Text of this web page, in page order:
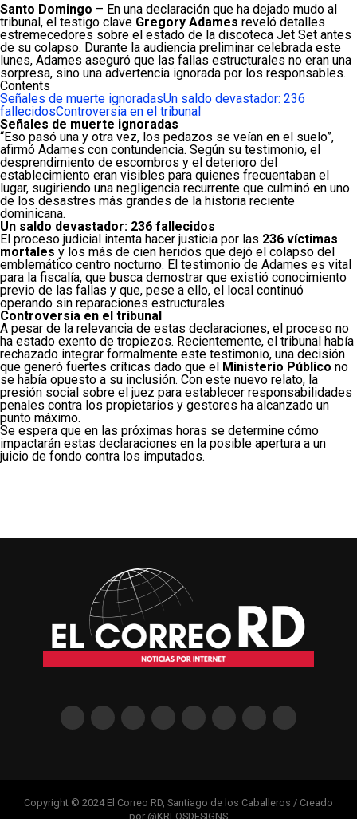
Santo Domingo – En una declaración que ha dejado mudo al
tribunal, el testigo clave Gregory Adames reveló detalles
estremecedores sobre el estado de la discoteca Jet Set antes
de su colapso. Durante la audiencia preliminar celebrada este
lunes, Adames aseguró que las fallas estructurales no eran una
sorpresa, sino una advertencia ignorada por los responsables.
Contents
Señales de muerte ignoradasUn saldo devastador: 236
fallecidosControversia en el tribunal
Señales de muerte ignoradas
“Eso pasó una y otra vez, los pedazos se veían en el suelo”,
afirmó Adames con contundencia. Según su testimonio, el
desprendimiento de escombros y el deterioro del
establecimiento eran visibles para quienes frecuentaban el
lugar, sugiriendo una negligencia recurrente que culminó en uno
de los desastres más grandes de la historia reciente
dominicana.
Un saldo devastador: 236 fallecidos
El proceso judicial intenta hacer justicia por las 236 víctimas
mortales y los más de cien heridos que dejó el colapso del
emblemático centro nocturno. El testimonio de Adames es vital
para la fiscalía, que busca demostrar que existió conocimiento
previo de las fallas y que, pese a ello, el local continuó
operando sin reparaciones estructurales.
Controversia en el tribunal
A pesar de la relevancia de estas declaraciones, el proceso no
ha estado exento de tropiezos. Recientemente, el tribunal había
rechazado integrar formalmente este testimonio, una decisión
que generó fuertes críticas dado que el Ministerio Público no
se había opuesto a su inclusión. Con este nuevo relato, la
presión social sobre el juez para establecer responsabilidades
penales contra los propietarios y gestores ha alcanzado un
punto máximo.
Se espera que en las próximas horas se determine cómo
impactarán estas declaraciones en la posible apertura a un
juicio de fondo contra los imputados.
Copyright © 2024 El Correo RD, Santiago de los Caballeros / Creado
por @KRLOSDESIGNS